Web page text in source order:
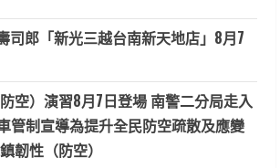
司郎「新光三越台南新天地店」8月7
空）演習8月7日登場 南警二分局走入
管制宣導為提升全民防空疏散及應變
韌性（防空）